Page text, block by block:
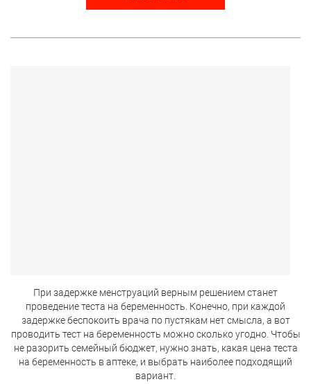
При задержке менструаций верным решением станет
проведение теста на беременность. Конечно, при каждой
задержке беспокоить врача по пустякам нет смысла, а вот
проводить тест на беременность можно сколько угодно. Чтобы
не разорить семейный бюджет, нужно знать, какая цена теста
на беременность в аптеке, и выбрать наиболее подходящий
вариант.